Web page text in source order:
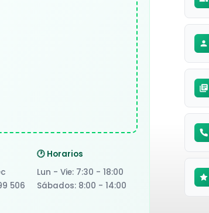
506
🕐 Horarios
Lun - Vie: 7:30 - 18:00
Sábados: 8:00 - 14:00